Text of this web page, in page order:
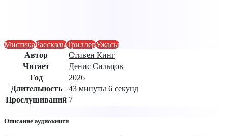
МистикаРассказыТриллерУжасы
Автор
Стивен Кинг
Читает
Денис Сильцов
Год
2026
Длительность
43 минуты 6 секунд
Прослушиваний 7
Описание аудиокниги